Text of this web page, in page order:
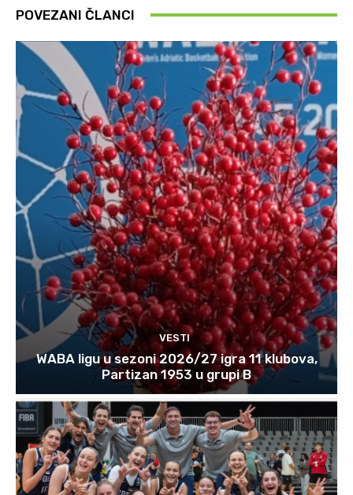
POVEZANI ČLANCI
VESTI
WABA ligu u sezoni 2026/27 igra 11 klubova,
Partizan 1953 u grupi B